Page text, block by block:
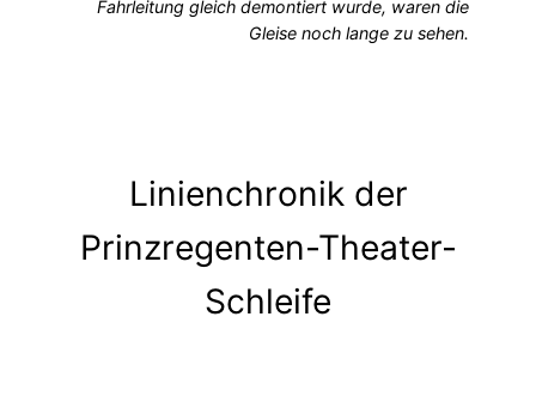
Fahrleitung gleich demontiert wurde, waren die
Gleise noch lange zu sehen.
Linienchronik der
Prinzregenten-Theater-
Schleife